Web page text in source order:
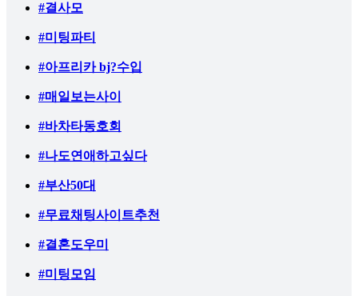
#결사모
#미팅파티
#아프리카 bj?수입
#매일보는사이
#바차타동호회
#나도연애하고싶다
#부산50대
#무료채팅사이트추천
#결혼도우미
#미팅모임